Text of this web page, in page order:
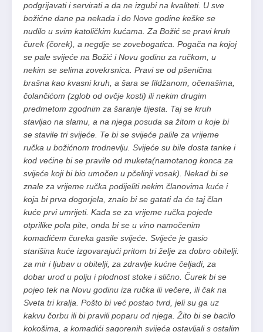
podgrijavati i servirati a da ne izgubi na kvaliteti. U sve
božićne dane pa nekada i do Nove godine keške se
nudilo u svim katoličkim kućama. Za Božić se pravi kruh
čurek (čorek), a negdje se zovebogatica. Pogača na kojoj
se pale svijeće na Božić i Novu godinu za ručkom, u
nekim se selima zovekrsnica. Pravi se od pšenična
brašna kao kvasni kruh, a šara se fildžanom, očenašima,
čolančićom (zglob od ovčje kosti) ili nekim drugim
predmetom zgodnim za šaranje tijesta. Taj se kruh
stavljao na slamu, a na njega posuda sa žitom u koje bi
se stavile tri svijeće. Te bi se svijeće palile za vrijeme
ručka u božićnom trodnevlju. Svijeće su bile dosta tanke i
kod većine bi se pravile od muketa(namotanog konca za
svijeće koji bi bio umočen u pčelinji vosak). Nekad bi se
znale za vrijeme ručka podijeliti nekim članovima kuće i
koja bi prva dogorjela, znalo bi se gatati da će taj član
kuće prvi umrijeti. Kada se za vrijeme ručka pojede
otprilike pola pite, onda bi se u vino namočenim
komadićem čureka gasile svijeće. Svijeće je gasio
starišina kuće izgovarajući pritom tri želje za dobro obitelji:
za mir i ljubav u obitelji, za zdravlje kućne čeljadi, za
dobar urod u polju i plodnost stoke i slično. Čurek bi se
pojeo tek na Novu godinu iza ručka ili večere, ili čak na
Sveta tri kralja. Pošto bi već postao tvrd, jeli su ga uz
kakvu čorbu ili bi pravili poparu od njega. Žito bi se bacilo
kokošima, a komadići sagorenih svijeća ostavljali s ostalim